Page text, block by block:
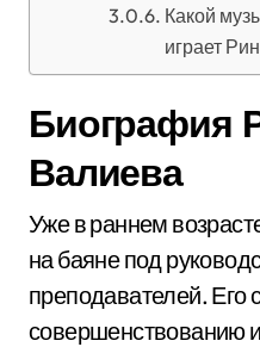
Какой
играет
Биография
Валиева
Уже в раннем
на баяне под
преподавателей. Его
совершенствованию